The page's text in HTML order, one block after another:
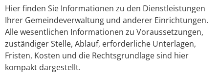
Hier finden Sie Informationen zu den Dienstleistungen
Ihrer Gemeindeverwaltung und anderer Einrichtungen.
Alle wesentlichen Informationen zu Voraussetzungen,
zuständiger Stelle, Ablauf, erforderliche Unterlagen,
Fristen, Kosten und die Rechtsgrundlage sind hier
kompakt dargestellt.